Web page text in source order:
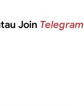
Join Telegram